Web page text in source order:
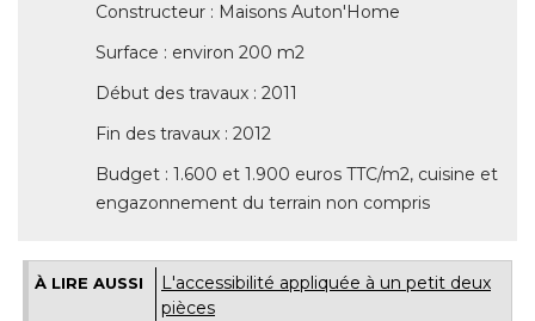
Constructeur : Maisons Auton'Home
Surface : environ 200 m2
Début des travaux : 2011
Fin des travaux : 2012
Budget : 1.600 et 1.900 euros TTC/m2, cuisine et
engazonnement du terrain non compris
À LIRE AUSSI
L'accessibilité appliquée à un petit deux
pièces